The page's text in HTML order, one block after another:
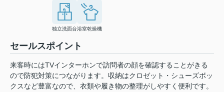
独立洗面台浴室乾燥機
セールスポイント
来客時にはTVインターホンで訪問者の顔を確認することがきる
ので防犯対策につながります。収納はクロゼット・シューズボッ
クスなど豊富なので、衣類や履き物の整理がしやすく便利です。